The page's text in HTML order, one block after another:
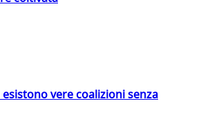
vere coalizioni senza